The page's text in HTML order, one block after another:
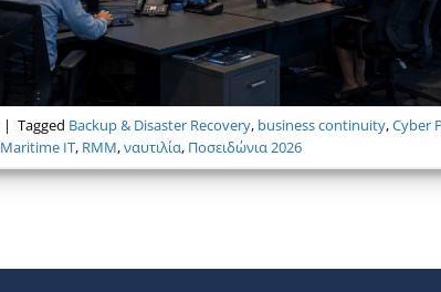
| Tagged Backup & Disaster Recovery, business continuity,Cyber
Maritime IT, RMM,ναυτιλία, Ποσειδώνια 2026